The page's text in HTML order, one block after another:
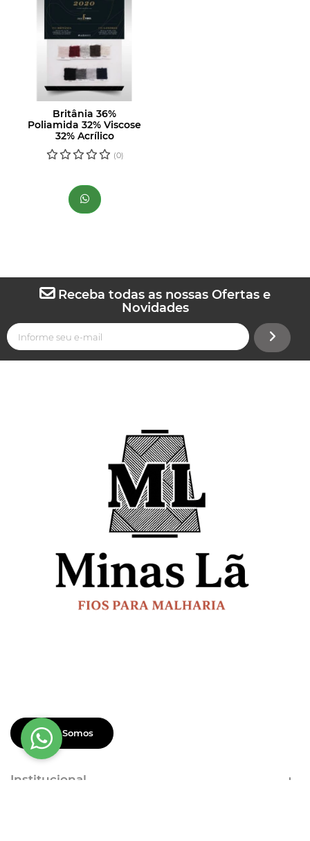
Britânia 36%
Poliamida 32% Viscose
32% Acrílico
(0)
Receba todas as nossas Ofertas e
Novidades
Quem Somos
Institucional